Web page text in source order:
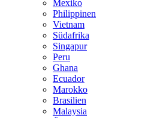
Mexiko
Philippinen
Vietnam
Südafrika
Singapur
Peru
Ghana
Ecuador
Marokko
Brasilien
Malaysia